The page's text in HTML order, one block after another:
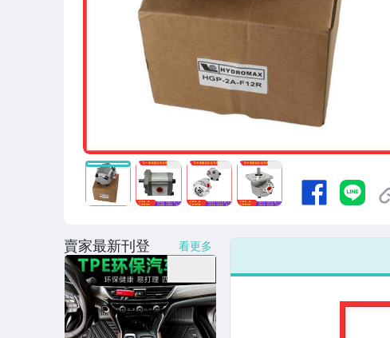
相機、攝影與周邊
運動、戶外與休閒
嬰幼兒與孕婦
汽機車精品百貨
玩具、模型與公仔
男性精品與服飾
偶像、球員卡與郵幣
手錶與飾品配件
女包精品與女鞋
賣家最新刊登 看更多